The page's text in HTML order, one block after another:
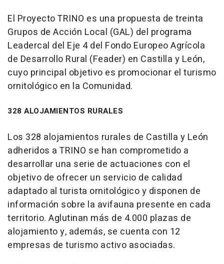
El Proyecto TRINO es una propuesta de treinta
Grupos de Acción Local (GAL) del programa
Leadercal del Eje 4 del Fondo Europeo Agrícola
de Desarrollo Rural (Feader) en Castilla y León,
cuyo principal objetivo es promocionar el turismo
ornitológico en la Comunidad.
328 ALOJAMIENTOS RURALES
Los 328 alojamientos rurales de Castilla y León
adheridos a TRINO se han comprometido a
desarrollar una serie de actuaciones con el
objetivo de ofrecer un servicio de calidad
adaptado al turista ornitológico y disponen de
información sobre la avifauna presente en cada
territorio. Aglutinan más de 4.000 plazas de
alojamiento y, además, se cuenta con 12
empresas de turismo activo asociadas.